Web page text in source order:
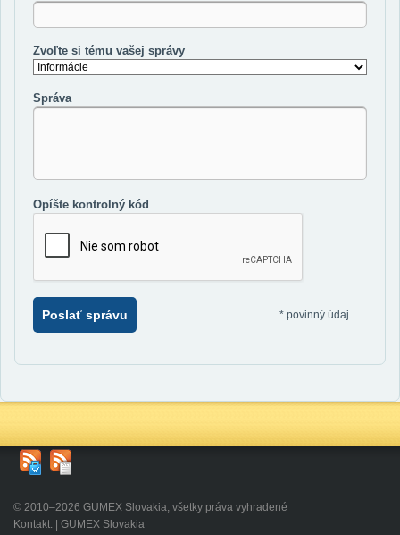
Zvoľte si tému vašej správy
Správa
Opíšte kontrolný kód
Poslať správu * povinný údaj
© 2010–2026 GUMEX Slovakia, všetky práva vyhradené
Kontakt: | GUMEX Slovakia